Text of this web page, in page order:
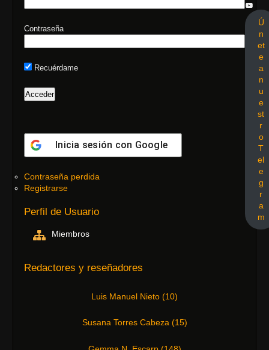
Contraseña
Recuérdame
Inicia sesión con Google
Contraseña perdida
Registrarse
Perfil de Usuario
Miembros
Ú
n
et
e
a
n
u
e
st
r
o
T
el
e
g
r
a
m
Redactores y reseñadores
Luis Manuel Nieto (10)
Susana Torres Cabeza (15)